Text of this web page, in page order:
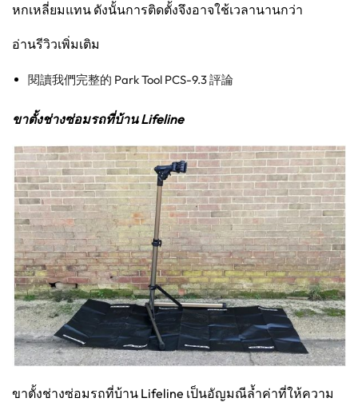
หกเหลี่ยมแทน ดังนั้นการติดตั้งจึงอาจใช้เวลานานกว่า
อ่านรีวิวเพิ่มเติม
閱讀我們完整的 Park Tool PCS-9.3 評論
ขาตั้งช่างซ่อมรถที่บ้าน Lifeline
ขาตั้งช่างซ่อมรถที่บ้าน Lifeline เป็นอัญมณีล้ำค่าที่ให้ความ